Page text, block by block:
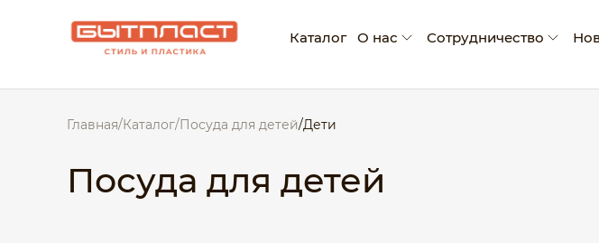
Каталог О нас
О компании
Сотрудничество
Условия
Главная/Каталог/Посуда для детей/Дети
Посуда для детей